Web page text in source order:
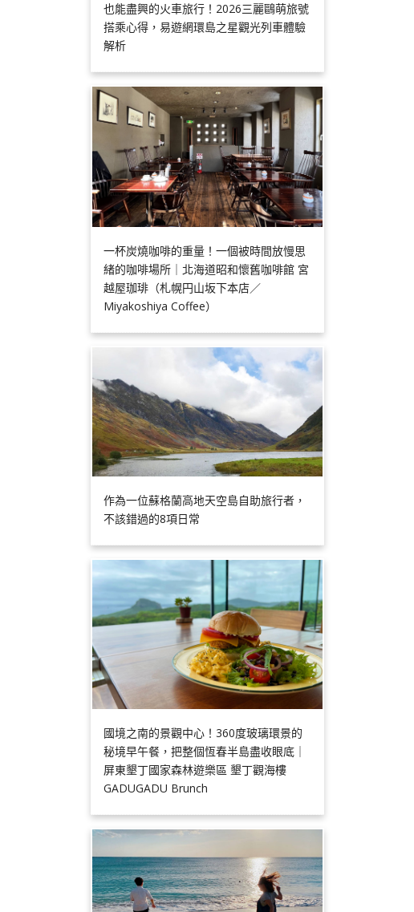
也能盡興的火車旅行！2026三麗鷗萌旅號
搭乘心得，易遊網環島之星觀光列車體驗
解析
一杯炭燒咖啡的重量！一個被時間放慢思
緒的咖啡場所｜北海道昭和懷舊咖啡館 宮
越屋珈琲（札幌円山坂下本店／
Miyakoshiya Coffee）
作為一位蘇格蘭高地天空島自助旅行者，
不該錯過的8項日常
國境之南的景觀中心！360度玻璃環景的
秘境早午餐，把整個恆春半島盡收眼底｜
屏東墾丁國家森林遊樂區 墾丁觀海樓
GADUGADU Brunch